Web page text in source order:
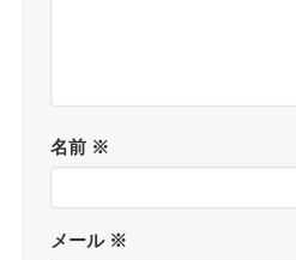
名前 ※
メール ※